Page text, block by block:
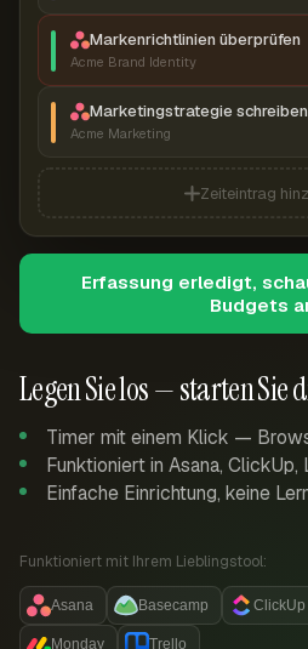
Legen Sie los — starten Sie
Timer mit einem Klick —
Funktioniert in Asana, ClickUp,
Einfache Einrichtung, keine
Funktioniert mit Ihrem Lieblingstool:
Asana Basecamp ClickUp
Monday Trello
Markenrichtlinien überprüfen
Acme Brand Identity
Marketingstrategie schreiben
Acme Marketing
Zeiteintrag
Erfassung erledigt,
Budgets